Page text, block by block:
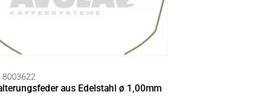
8003622
aus Edelstahl ø 1,00mm